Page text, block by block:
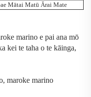
Mātai Matū Ārai Mate
marino e pai ana mō
kei te taha o te kāinga,
maroke marino